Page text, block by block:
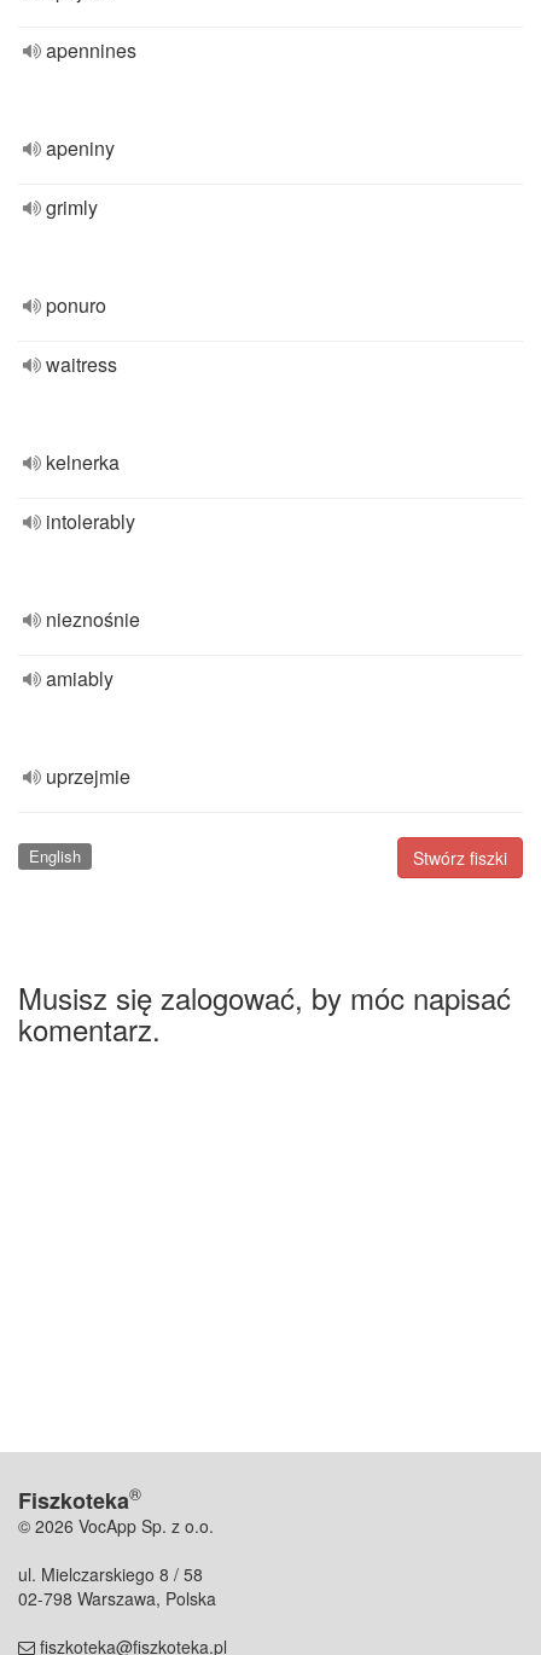
apennines
apeniny
grimly
ponuro
waitress
kelnerka
intolerably
nieznośnie
amiably
uprzejmie
Stwórz fiszki
English
Musisz się zalogować, by móc napisać
komentarz.
Fiszkoteka®
© 2026 VocApp Sp. z o.o.
ul. Mielczarskiego 8 / 58
02-798 Warszawa, Polska
fiszkoteka@fiszkoteka.pl